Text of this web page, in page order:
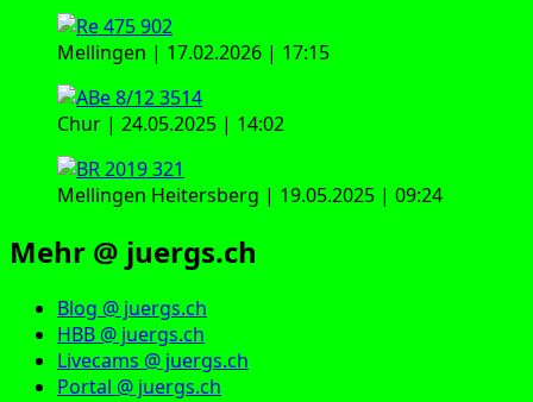
Mellingen | 17.02.2026 | 17:15
Chur | 24.05.2025 | 14:02
Mellingen Heitersberg | 19.05.2025 | 09:24
Mehr @ juergs.ch
Blog @ juergs.ch
HBB @ juergs.ch
Livecams @ juergs.ch
Portal @ juergs.ch